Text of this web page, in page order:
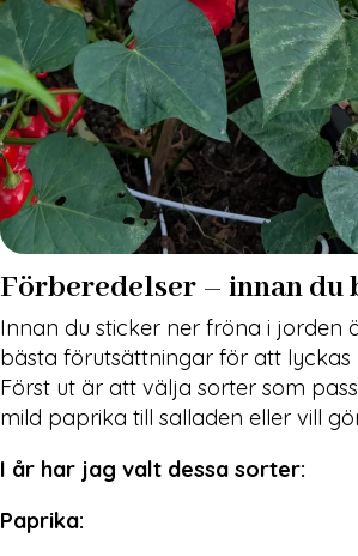
Förberedelser – innan du
Innan du sticker ner fröna i
bästa förutsättningar för att lyckas
Först ut är att välja sorter som
mild paprika till salladen eller vill
I år har jag valt dessa sorter:
Paprika: